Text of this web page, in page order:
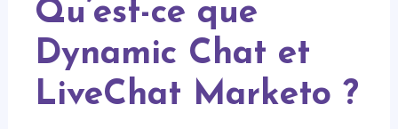
Qu’est-ce que
Dynamic Chat et
LiveChat Marketo ?